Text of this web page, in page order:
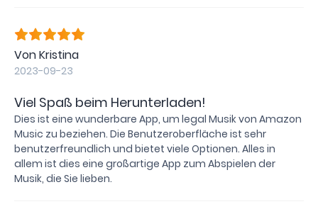
Von Kristina
2023-09-23
Viel Spaß beim Herunterladen!
Dies ist eine wunderbare App, um legal Musik von Amazon
Music zu beziehen. Die Benutzeroberfläche ist sehr
benutzerfreundlich und bietet viele Optionen. Alles in
allem ist dies eine großartige App zum Abspielen der
Musik, die Sie lieben.